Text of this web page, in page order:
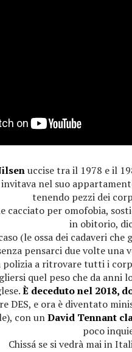
uccise tra il 1978 e il
invitava nel suo
tenendo pezzi dei
cacciato per omofobia,
in obitorio,
(le ossa dei cadaveri
pensarci due volte una
polizia a ritrovare tutti i
quel peso che da anni
È deceduto nel 2018,
DES, e ora è diventato
con unDavid Tennant
poco
Chissá se si vedrà mai in